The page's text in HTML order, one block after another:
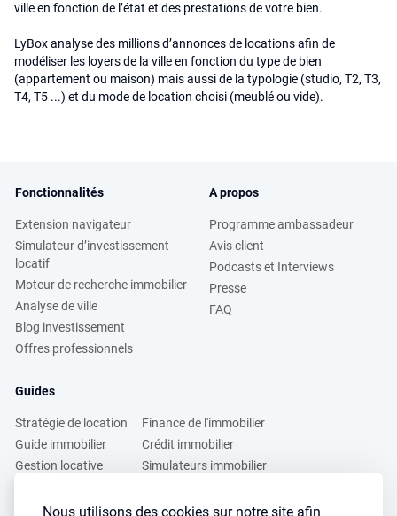
Nous utilisons des cookies sur notre site afin
ville en fonction de l’état et des prestations de votre bien.
LyBox analyse des millions d’annonces de locations afin de
modéliser les loyers de la ville en fonction du type de bien
(appartement ou maison) mais aussi de la typologie (studio, T2, T3,
T4, T5 ...) et du mode de location choisi (meublé ou vide).
Fonctionnalités
Extension navigateur
Simulateur d’investissement
locatif
Moteur de recherche immobilier
Analyse de ville
Blog investissement
Offres professionnels
A propos
Programme ambassadeur
Avis client
Podcasts et Interviews
Presse
FAQ
Guides
Stratégie de location
Guide immobilier
Gestion locative
Finance de l'immobilier
Crédit immobilier
Simulateurs immobilier